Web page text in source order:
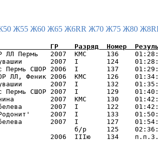
Ж55 Ж60 Ж65 Ж6RR Ж70 Ж75 Ж80
ЛЛ Пермь   2007  КМС     136
Чувашии       2007  I       124
Пермь СШОР 2006  I       137
ЛЛ, Феник 2006  КМС     126
2007  I       132
Пермь СШОР 2007  I       129
2007  КМС     130
2007  I       122
'Родонит'     2007  I       133
2007  I       127
б/р     125
ПСР              2006  IIIю